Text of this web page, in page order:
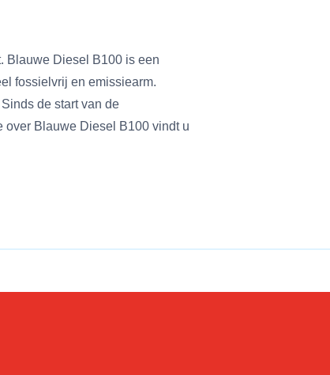
Blauwe Diesel B100 is een
fossielvrij en emissiearm.
de start van de
over Blauwe Diesel B100 vindt u